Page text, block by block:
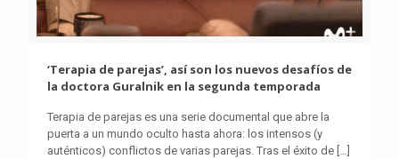
‘Terapia de parejas’, así son los nuevos desafíos de
la doctora Guralnik en la segunda temporada
Terapia de parejas es una serie documental que abre la
puerta a un mundo oculto hasta ahora: los intensos (y
auténticos) conflictos de varias parejas. Tras el éxito de […]